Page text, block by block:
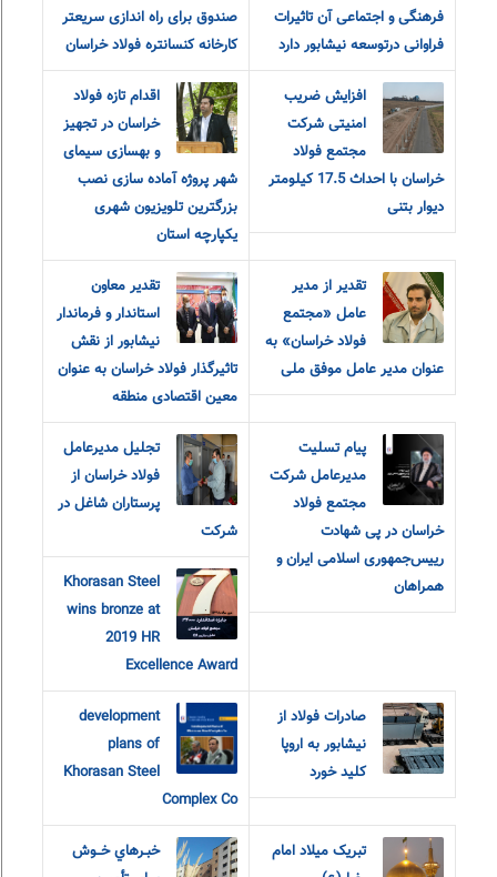
فرهنگی و اجتماعی آن تاثیرات
فراوانی درتوسعه نیشابور دارد
صندوق برای راه اندازی سریعتر
کارخانه کنسانتره فولاد خراسان
افزایش ضریب
امنیتی شرکت
مجتمع فولاد
خراسان با احداث 17.5 کیلومتر
دیوار بتنی
اقدام تازه فولاد
خراسان در تجهیز
و بهسازی سیمای
شهر پروژه آماده سازی نصب
بزرگترین تلویزیون شهری
یکپارچه استان
تقدیر از مدیر
عامل «مجتمع
فولاد خراسان» به
عنوان مدیر عامل موفق ملی
تقدیر معاون
استاندار و فرماندار
نیشابور از نقش
تاثیرگذار فولاد خراسان به عنوان
معین اقتصادی منطقه
پیام تسلیت
مدیرعامل شرکت
مجتمع فولاد
خراسان در پی شهادت
رییس‌جمهوری اسلامی ایران و
همراهان
تجلیل مدیرعامل
فولاد خراسان از
پرستاران شاغل در
شرکت
Khorasan Steel
wins bronze at
2019 HR
Excellence Award
صادرات فولاد از
نیشابور به اروپا
کلید خورد
development
plans of
Khorasan Steel
Complex Co
تبریک میلاد امام
خبـرهاي خــوش